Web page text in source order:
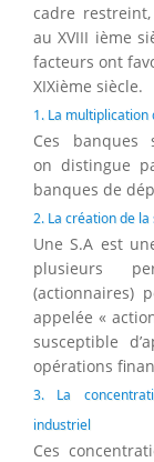
cadre
au XVIII ième
facteurs ont
XIXième siècle.
1. La
Ces
on distingue
banques de
2. La création de
Une S.A est
plusieurs
(actionnaires)
appelée «
susceptible
opérations
3. La
industriel
Ces